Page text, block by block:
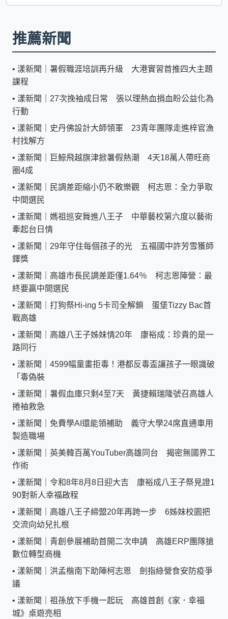
推薦新聞
• 漾新聞｜暑假職涯培訓再升級 大港實習首推四大主題
課程
• 漾新聞｜27次挽袖成日常 張以理熱血捐血盼公益化為
行動
• 漾新聞｜史丹佛設計大師領軍 23青年團隊走進梓官漁
村找解方
• 漾新聞｜巨鯨飛越旗津掀暑假熱潮 4天18萬人帶旺商
圈4成
• 漾新聞｜民調差距縮小仍不敢樂觀 柯志恩：全力爭取
中間選民
• 漾新聞｜媽祖巡安舞進八王子 中華藝校第六度以藝術
牽起台日情
• 漾新聞｜29年守住每個孩子的光 五福國中許芳雪獲師
鐸獎
• 漾新聞｜高雄市長民調差距僅1.64％ 柯志恩陣營：最
終要贏中間選民
• 漾新聞｜打狗祭Hi-ing 5卡司全解鎖 蛋堡Tizzy Bac首
戰高雄
• 漾新聞｜高雄八王子姊妹情20年 康裕成：珍貴的是一
路同行
• 漾新聞｜4599幅童畫拒毒！港都反毒盃讓孩子一眼識破
「毒偽裝
• 漾新聞｜暑假血庫只剩4至7天 黃捷賴瑞隆號召高雄人
捲袖救急
• 漾新聞｜免費學AI還能領補助 義守大學24席直通車用
製造職場
• 漾新聞｜英美韓百萬YouTuber高雄同台 揭密無國界工
作術
• 漾新聞｜令和8年8月8日迎大吉 康裕成八王子祭見證1
90對新人幸福啟程
• 漾新聞｜高雄八王子締盟20年再跨一步 6姊妹校園把
交流向幼兒扎根
• 漾新聞｜青創參展補助首開二次申請 高雄ERP團隊搶
數位轉型商機
• 漾新聞｜洪孟楷南下助陣柯志恩 劍指綠營食安防疫爭
議
• 漾新聞｜祖孫放下手機一起玩 高雄首創《家．幸福
城》桌遊亮相